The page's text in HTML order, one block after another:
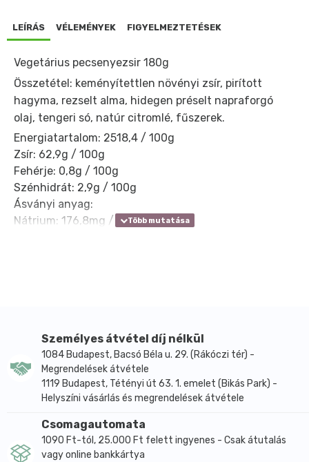
LEÍRÁS VÉLEMÉNYEK FIGYELMEZTETÉSEK
Vegetárius pecsenyezsir 180g
Összetétel: keményítettlen növényi zsír, pirított
hagyma, rezselt alma, hidegen préselt napraforgó
olaj, tengeri só, natúr citromlé, fűszerek.
Energiatartalom: 2518,4 / 100g
Zsír: 62,9g / 100g
Fehérje: 0,8g / 100g
Szénhidrát: 2,9g / 100g
Ásványi anyag:
Nátrium: 176,8mg / 100g
Személyes átvétel díj nélkül
1084 Budapest, Bacsó Béla u. 29. (Rákóczi tér) -
Megrendelések átvétele
1119 Budapest, Tétényi út 63. 1. emelet (Bikás Park) -
Helyszíni vásárlás és megrendelések átvétele
Csomagautomata
1090 Ft-tól, 25.000 Ft felett ingyenes - Csak átutalás
vagy online bankkártya